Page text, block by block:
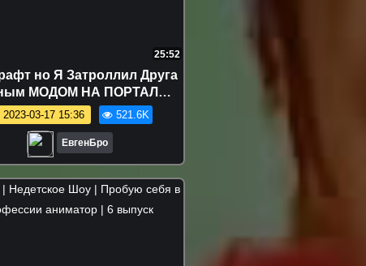
25:52
но Я Затроллил Друга
МОДОМ НА ПОРТАЛЫ в
Троллинг Ловушка
Minecraft
2023-03-17 15:36 521.6K
ЕвгенБро